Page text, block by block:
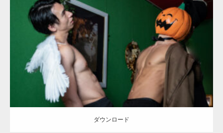
Update:
Category:ハロウィンのマッチョ
AKIHITO(細マッチョ)
SOSUKE
ダウンロード
ダウンロード